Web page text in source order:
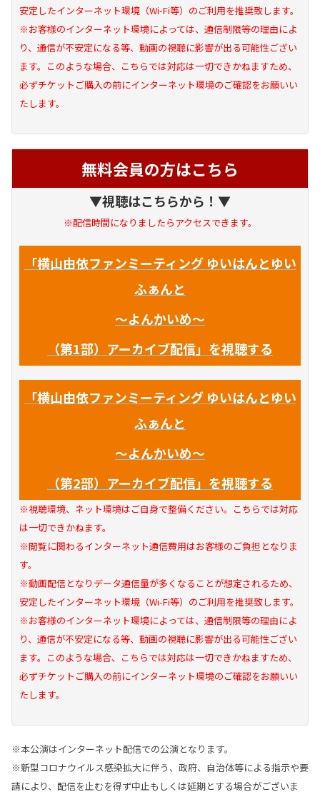
安定したインターネット環境（Wi-Fi等）のご利用を推奨致します。
※お客様のインターネット環境によっては、通信制限等の理由によ
り、通信が不安定になる等、動画の視聴に影響が出る可能性ござい
ます。このような場合、こちらでは対応は一切できかねますため、
必ずチケットご購入の前にインターネット環境のご確認をお願いい
たします。
無料会員の方はこちら
▼視聴はこちらから！▼
※配信時間になりましたらアクセスできます。
「横山由依ファンミーティング ゆいはんとゆい
ふぁんと
～よんかいめ～
（第1部）アーカイブ配信」 を視聴する
「横山由依ファンミーティング ゆいはんとゆい
ふぁんと
～よんかいめ～
（第2部）アーカイブ配信」 を視聴する
※視聴環境、ネット環境はご自身で整備ください。こちらでは対応
は一切できかねます。
※閲覧に関わるインターネット通信費用はお客様のご負担となりま
す。
※動画配信となりデータ通信量が多くなることが想定されるため、
安定したインターネット環境（Wi-Fi等）のご利用を推奨致します。
※お客様のインターネット環境によっては、通信制限等の理由によ
り、通信が不安定になる等、動画の視聴に影響が出る可能性ござい
ます。このような場合、こちらでは対応は一切できかねますため、
必ずチケットご購入の前にインターネット環境のご確認をお願いい
たします。
※本公演はインターネット配信での公演となります。
※新型コロナウイルス感染拡大に伴う、政府、自治体等による指示や要
請により、配信を止むを得ず中止もしくは延期とする場合がございま